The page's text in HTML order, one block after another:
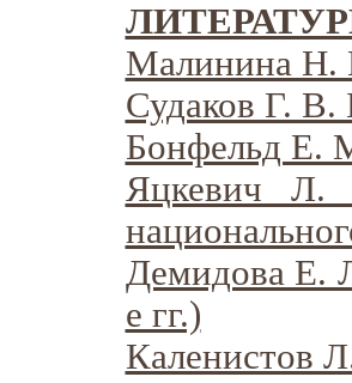
Малинина Н.
Судаков Г.
Бонфельд Е.
Яцкевич Л.
Демидова Е.
е гг.)
Каленистов